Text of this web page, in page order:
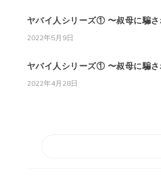
ヤバイ人シリーズ① 〜叔母に騙
2022年5月9日
ヤバイ人シリーズ① 〜叔母に騙
2022年4月28日